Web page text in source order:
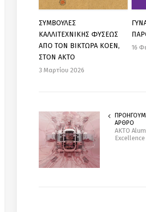
ΣΥΜΒΟΥΛΕΣ
ΚΑΛΛΙΤΕΧΝΙΚΗΣ ΦΥΣΕΩΣ
ΑΠΟ ΤΟΝ ΒΙΚΤΩΡΑ ΚΟΕΝ,
ΣΤΟΝ ΑΚΤΟ
3 Μαρτίου 2026
16
ΑΡΘΡΟ
ΑΚΤΟ
Excellence